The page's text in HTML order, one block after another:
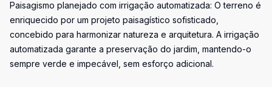
Paisagismo planejado com irrigação automatizada: O terreno é
enriquecido por um projeto paisagístico sofisticado,
concebido para harmonizar natureza e arquitetura. A irrigação
automatizada garante a preservação do jardim, mantendo-o
sempre verde e impecável, sem esforço adicional.